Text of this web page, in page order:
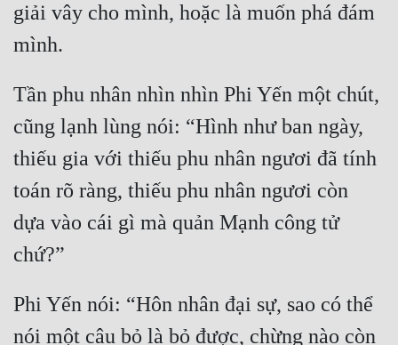
giải vây cho mình, hoặc là muốn phá đám
Tần phu nhân nhìn nhìn Phi Yến một chút,
cũng lạnh lùng nói: “Hình như ban ngày,
thiếu gia với thiếu phu nhân ngươi đã tính
toán rõ ràng, thiếu phu nhân ngươi còn
dựa vào cái gì mà quản Mạnh công tử
Phi Yến nói: “Hôn nhân đại sự, sao có thể
nói một câu bỏ là bỏ được, chừng nào còn